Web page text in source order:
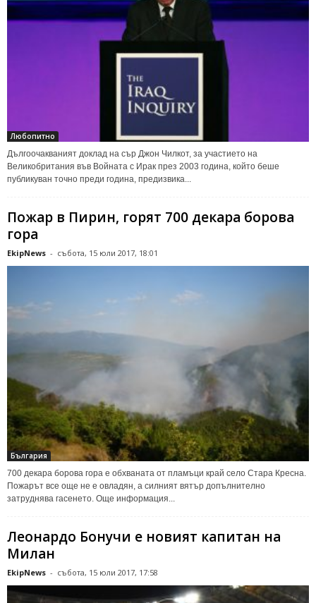
Любопитно
Дългоочакваният доклад на сър Джон Чилкот, за участието на
Великобритания във Войната с Ирак през 2003 година, който беше
публикуван точно преди година, предизвика...
Пожар в Пирин, горят 700 декара борова
гора
EkipNews - събота, 15 юли 2017, 18:01
България
700 декара борова гора е обхваната от пламъци край село Стара Кресна.
Пожарът все още не е овладян, а силният вятър допълнително
затруднява гасенето. Още информация...
Леонардо Бонучи е новият капитан на
Милан
EkipNews - събота, 15 юли 2017, 17:58